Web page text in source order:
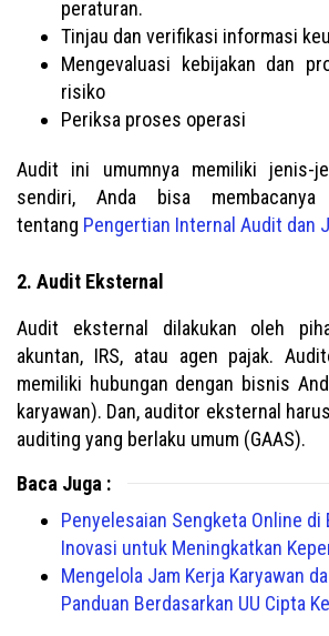
peraturan.
Tinjau dan verifikasi informasi
Mengevaluasi kebijakan dan
risiko
Periksa proses operasi
Audit ini umumnya memiliki jenis-
sendiri, Anda bisa
tentang Pengertian Internal Audit dan
2. Audit Eksternal
Audit eksternal dilakukan oleh
akuntan, IRS, atau agen pajak.
memiliki hubungan dengan bisnis
karyawan). Dan, auditor eksternal
auditing yang berlaku umum (GAAS).
Baca Juga :
Penyelesaian Sengketa Online di
Inovasi untuk Meningkatkan
Mengelola Jam Kerja Karyawan
Panduan Berdasarkan UU Cipta